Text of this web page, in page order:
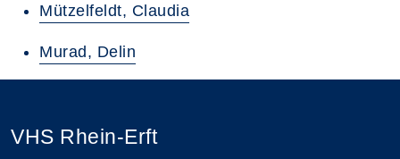
Mützelfeldt, Claudia
Murad, Delin
VHS Rhein-Erft